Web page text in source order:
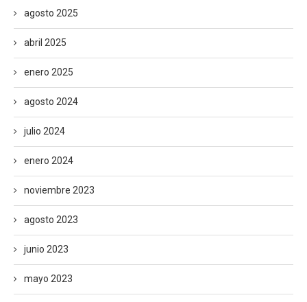
agosto 2025
abril 2025
enero 2025
agosto 2024
julio 2024
enero 2024
noviembre 2023
agosto 2023
junio 2023
mayo 2023